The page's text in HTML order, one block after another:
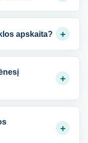
apskaita? +
+
+